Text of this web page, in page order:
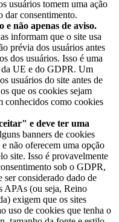
usuários tomem uma ação
dar consentimento.
não apenas de aviso.
informam que o site usa
prévia dos usuários antes
dos usuários. Isso é uma
UE e do GDPR. Um
usuários do site antes de
que os cookies sejam
conhecidos como cookies
e deve ter uma
banners de cookies
não oferecem uma opção
site. Isso é provavelmente
sob o GDPR,
ser considerado dado de
APAs (ou seja, Reino
exigem que os sites
uso de cookies que tenha o